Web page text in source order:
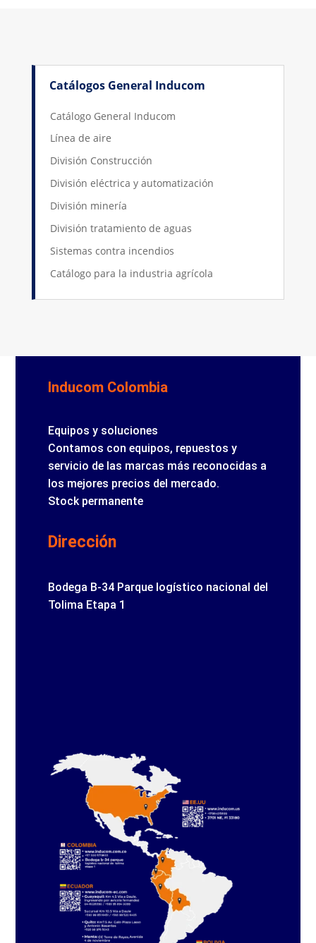
Catálogos General Inducom
Catálogo General Inducom
Línea de aire
División Construcción
División eléctrica y automatización
División minería
División tratamiento de aguas
Sistemas contra incendios
Catálogo para la industria agrícola
Inducom Colombia
Equipos y soluciones
Contamos con equipos, repuestos y
servicio de las marcas más reconocidas a
los mejores precios del mercado.
Stock permanente
Dirección
Bodega B-34 Parque logístico nacional del
Tolima Etapa 1